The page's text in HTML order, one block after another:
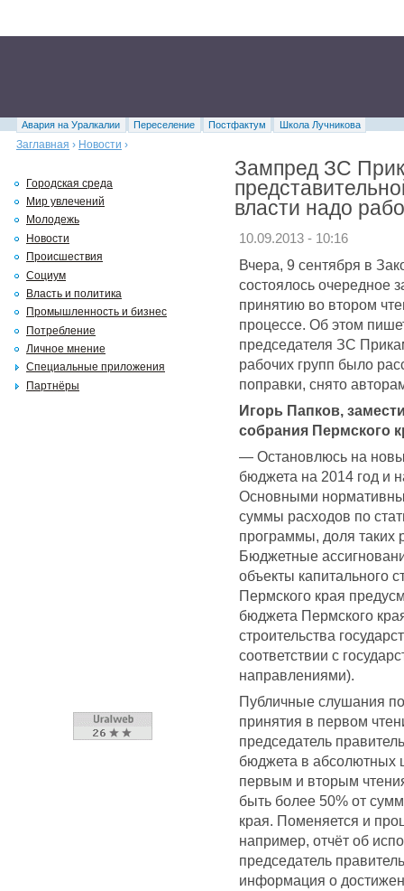
Авария на Уралкалии Переселение Постфактум
Школа Лучникова
Заглавная › Новости ›
Зампред ЗС
власти надо
10.09.2013 - 10:16
Вчера, 9 сентября в
состоялось очередное
принятию во втором
процессе. Об этом
председателя ЗС
рабочих групп было
поправки, снято
Игорь Папков,
собрания Пермского
— Остановлюсь на
бюджета на 2014 год и
Основными
суммы расходов по
программы, доля таких
Бюджетные
объекты капитального
Пермского края
бюджета Пермского
строительства
соответствии с
направлениями).
Публичные слушания
принятия в первом
председатель
бюджета в абсолютных
первым и вторым
быть более 50% от
края. Поменяется и
например, отчёт об
председатель
информация о
Городская среда
Мир увлечений
Молодежь
Новости
Происшествия
Социум
Власть и политика
Промышленность и бизнес
Потребление
Личное мнение
Специальные приложения
Партнёры